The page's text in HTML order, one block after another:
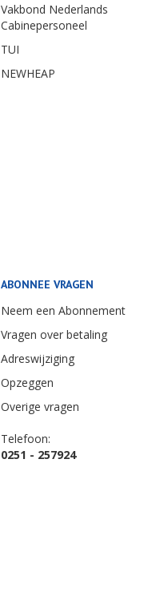
Vakbond Nederlands
Cabinepersoneel
TUI
NEWHEAP
ABONNEE VRAGEN
Neem een Abonnement
Vragen over betaling
Adreswijziging
Opzeggen
Overige vragen
Telefoon:
0251 - 257924